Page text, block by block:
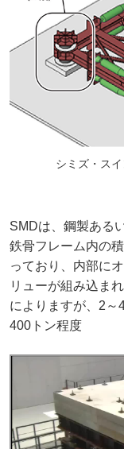
シミズ・ス
SMDは、鋼製ある
鉄骨フレーム内の
っており、内部に
リューが組み込ま
によりますが、2
400トン程度